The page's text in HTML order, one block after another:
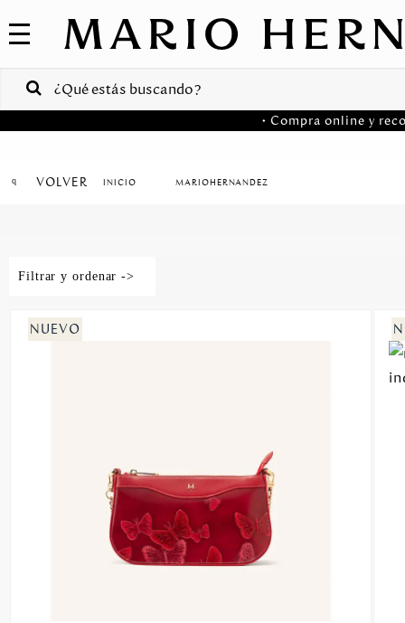
COLECCIONES
VENTAS
Costa
• Compra online y
VOLVER MARIOHERNANDEZ
Filtrar y ordenar ->